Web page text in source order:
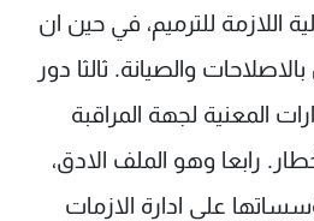
اللازمة للترميم، في حين ان
والصيانة. ثالثا دور
المعنية لجهة المراقبة
رابعا وهو الملف الادق،
على ادارة الازمات